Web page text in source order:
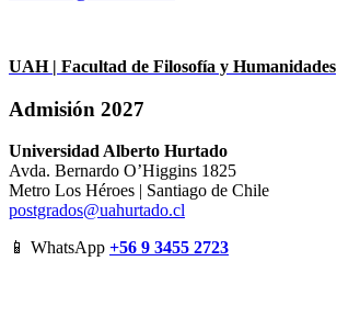
UAH | Facultad de Filosofía y Humanidades
Admisión 2027
Universidad Alberto Hurtado
Avda. Bernardo O’Higgins 1825
Metro Los Héroes | Santiago de Chile
postgrados@uahurtado.cl
📱 WhatsApp +56 9 3455 2723